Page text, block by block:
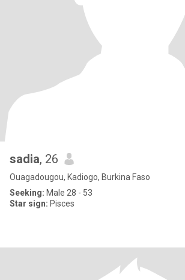
sadia, 26
Ouagadougou, Kadiogo, Burkina Faso
Seeking: Male 28 - 53
Star sign: Pisces